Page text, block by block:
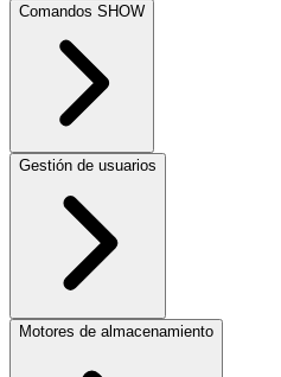
Comandos SHOW
Gestión de usuarios
Motores de almacenamiento